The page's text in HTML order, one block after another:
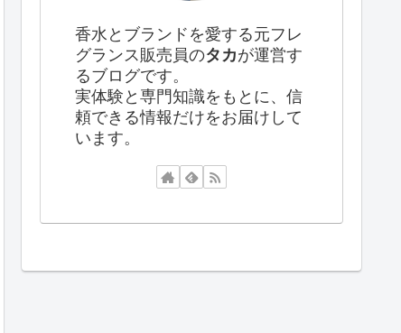
香水とブランドを愛する元フレ
グランス販売員のタカが運営す
るブログです。
実体験と専門知識をもとに、信
頼できる情報だけをお届けして
います。